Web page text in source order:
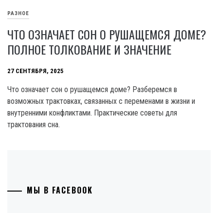
РАЗНОЕ
ЧТО ОЗНАЧАЕТ СОН О РУШАЩЕМСЯ ДОМЕ?
ПОЛНОЕ ТОЛКОВАНИЕ И ЗНАЧЕНИЕ
27 СЕНТЯБРЯ, 2025
Что означает сон о рушащемся доме? Разберемся в
возможных трактовках, связанных с переменами в жизни и
внутренними конфликтами. Практические советы для
трактования сна.
МЫ В FACEBOOK